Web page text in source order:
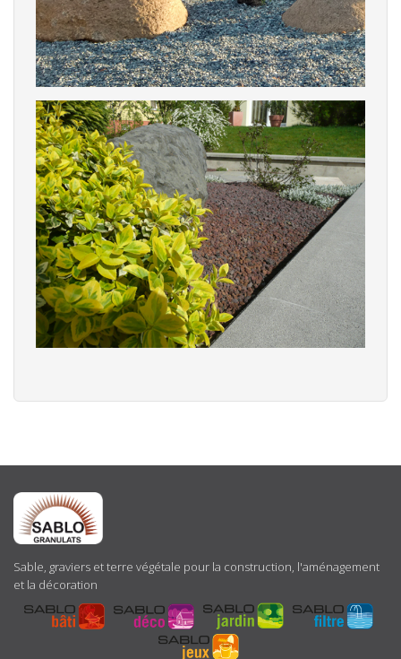
ABOUT
US
Sable, graviers et terre végétale pour la construction, l'aménagement
et la décoration